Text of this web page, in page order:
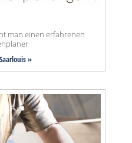
man einen erfahrenen
»